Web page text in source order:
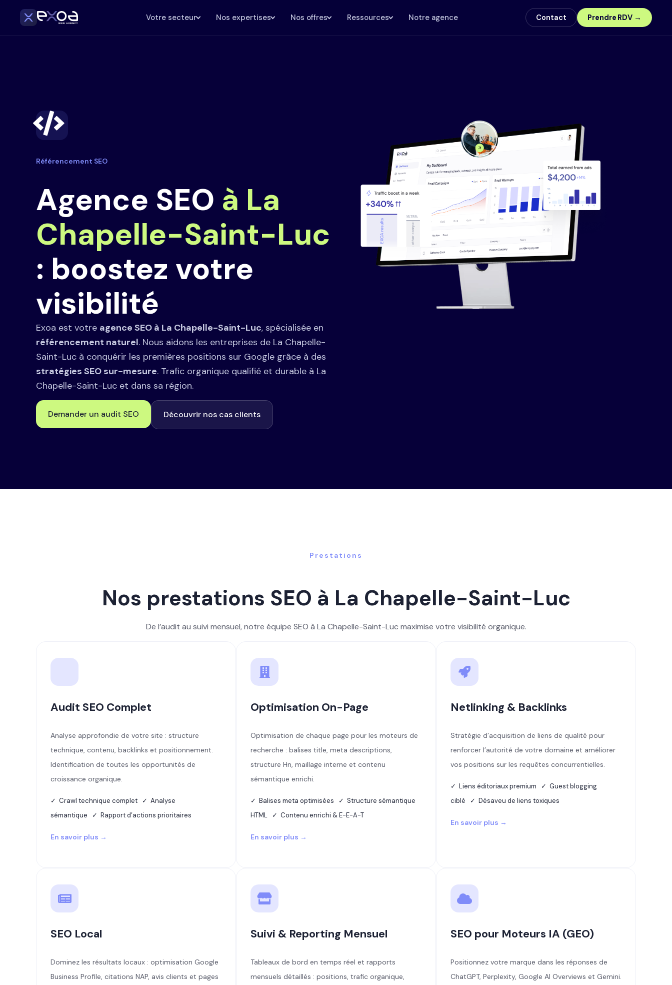
Votre secteur Nos expertises Nos offres Ressources Notre agence Contact Prendre RDV →
Référencement SEO
Agence SEO à La
Chapelle-Saint-Luc
: boostez votre
visibilité
Exoa est votre agence SEO à La Chapelle-Saint-Luc, spécialisée en
référencement naturel. Nous aidons les entreprises de La Chapelle-
Saint-Luc à conquérir les premières positions sur Google grâce à des
stratégies SEO sur-mesure. Trafic organique qualifié et durable à La
Chapelle-Saint-Luc et dans sa région.
Demander un audit SEO Découvrir nos cas clients
Prestations
Nos prestations SEO à La Chapelle-Saint-Luc
De l’audit au suivi mensuel, notre équipe SEO à La Chapelle-Saint-Luc maximise votre visibilité organique.
Audit SEO Complet
Analyse approfondie de votre site : structure
technique, contenu, backlinks et positionnement.
Identification de toutes les opportunités de
croissance organique.
✓ Crawl technique complet ✓ Analyse
sémantique ✓ Rapport d’actions prioritaires
En savoir plus →
Optimisation On-Page
Optimisation de chaque page pour les moteurs de
recherche : balises title, meta descriptions,
structure Hn, maillage interne et contenu
sémantique enrichi.
✓ Balises meta optimisées ✓ Structure sémantique
HTML ✓ Contenu enrichi & E-E-A-T
En savoir plus →
Netlinking & Backlinks
Stratégie d’acquisition de liens de qualité pour
renforcer l’autorité de votre domaine et améliorer
vos positions sur les requêtes concurrentielles.
✓ Liens éditoriaux premium ✓ Guest blogging
ciblé ✓ Désaveu de liens toxiques
En savoir plus →
SEO Local
Dominez les résultats locaux : optimisation Google
Business Profile, citations NAP, avis clients et pages
Suivi & Reporting Mensuel
Tableaux de bord en temps réel et rapports
mensuels détaillés : positions, trafic organique,
SEO pour Moteurs IA (GEO)
Positionnez votre marque dans les réponses de
ChatGPT, Perplexity, Google AI Overviews et Gemini.